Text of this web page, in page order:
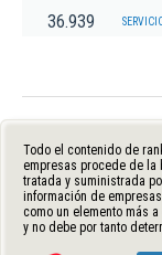
36.939
Todo el contenido de
empresas procede de la
tratada y suministrada
información de
como un elemento más
y no debe por tanto